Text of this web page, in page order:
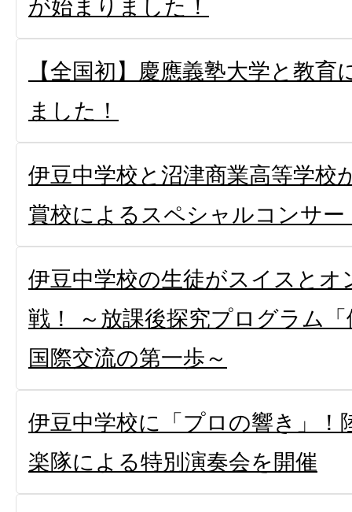
が始まりました！
【全国初】慶應義塾大学と教
ました！
伊豆中学校と沼津商業高等学校
賞校によるスペシャルコンサー
伊豆中学校の生徒がスイスとオ
戦！ ～放課後探究プログラム
国際交流の第一歩～
伊豆中学校に「プロの響き」！
楽隊による特別演奏会を開催